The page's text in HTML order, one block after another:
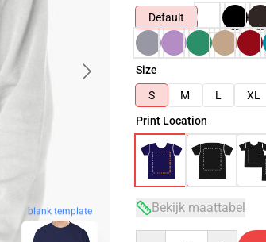
blank template
Default
Size
S
M L XL
Print Location
Bekijk maattabel